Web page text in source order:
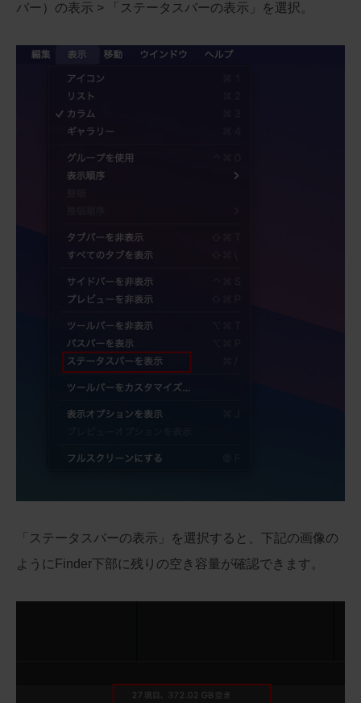
バー）の表示 > 「ステータスバーの表示」を選択。
「ステータスバーの表示」を選択すると、下記の画像の
ようにFinder下部に残りの空き容量が確認できます。